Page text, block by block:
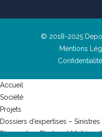
© 2018-2025
Mentions
Confidentialité
Accueil
Société
Projets
Dossiers d’expertises –
Diagnostics, Etudes et Maitrise